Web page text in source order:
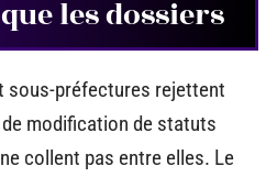
les dossiers
sous-préfectures rejettent
modification de statuts
collent pas entre elles. Le